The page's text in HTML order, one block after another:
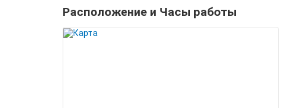
Расположение и Часы работы